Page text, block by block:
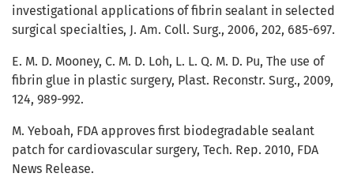
investigational applications of fibrin sealant in selected
surgical specialties, J. Am. Coll. Surg., 2006, 202, 685-697.
E. M. D. Mooney, C. M. D. Loh, L. L. Q. M. D. Pu, The use of
fibrin glue in plastic surgery, Plast. Reconstr. Surg., 2009,
124, 989-992.
M. Yeboah, FDA approves first biodegradable sealant
patch for cardiovascular surgery, Tech. Rep. 2010, FDA
News Release.